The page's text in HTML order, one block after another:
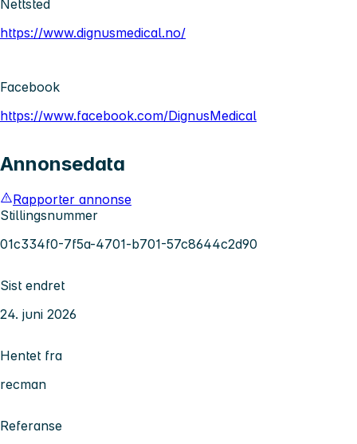
Nettsted
https://www.dignusmedical.no/
Facebook
https://www.facebook.com/DignusMedical
Annonsedata
Rapporter annonse
Stillingsnummer
01c334f0-7f5a-4701-b701-57c8644c2d90
Sist endret
24. juni 2026
Hentet fra
recman
Referanse